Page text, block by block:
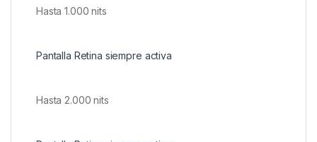
Hasta 1.000 nits
Pantalla Retina siempre activa
Hasta 2.000 nits